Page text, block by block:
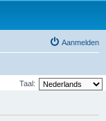
Aanmelden
Taal: